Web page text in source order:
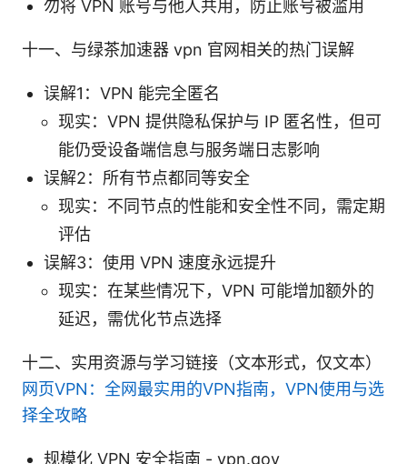
勿将 VPN 账号与他人共用，防止账号被滥用
十一、与绿茶加速器 vpn 官网相关的热门误解
误解1：VPN 能完全匿名
现实：VPN 提供隐私保护与 IP 匿名性，但可
能仍受设备端信息与服务端日志影响
误解2：所有节点都同等安全
现实：不同节点的性能和安全性不同，需定期
评估
误解3：使用 VPN 速度永远提升
现实：在某些情况下，VPN 可能增加额外的
延迟，需优化节点选择
十二、实用资源与学习链接（文本形式，仅文本）
网页VPN：全网最实用的VPN指南，VPN使用与选
择全攻略
规模化 VPN 安全指南 - vpn.gov